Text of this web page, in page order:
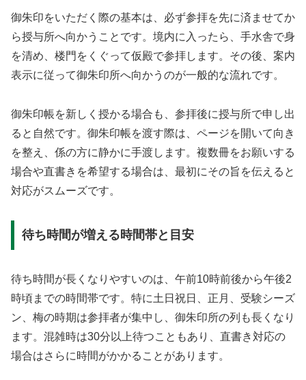
御朱印をいただく際の基本は、必ず参拝を先に済ませてか
ら授与所へ向かうことです。境内に入ったら、手水舎で身
を清め、楼門をくぐって仮殿で参拝します。その後、案内
表示に従って御朱印所へ向かうのが一般的な流れです。
御朱印帳を新しく授かる場合も、参拝後に授与所で申し出
ると自然です。御朱印帳を渡す際は、ページを開いて向き
を整え、係の方に静かに手渡します。複数冊をお願いする
場合や直書きを希望する場合は、最初にその旨を伝えると
対応がスムーズです。
待ち時間が増える時間帯と目安
待ち時間が長くなりやすいのは、午前10時前後から午後2
時頃までの時間帯です。特に土日祝日、正月、受験シーズ
ン、梅の時期は参拝者が集中し、御朱印所の列も長くなり
ます。混雑時は30分以上待つこともあり、直書き対応の
場合はさらに時間がかかることがあります。